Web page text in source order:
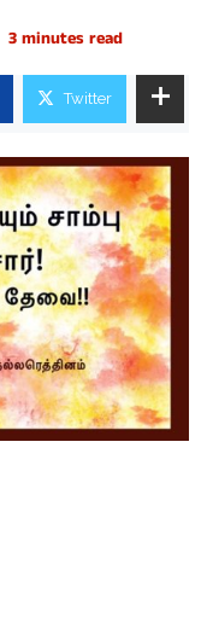
3 minutes read
Twitter